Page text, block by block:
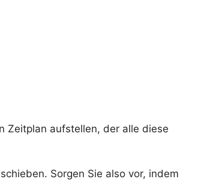
Zeitplan aufstellen, der alle diese
Sorgen Sie also vor, indem